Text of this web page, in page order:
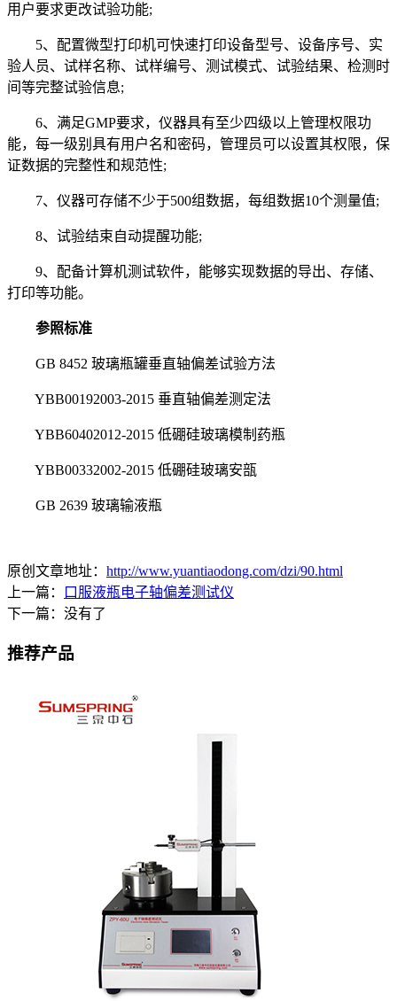
用户要求更改试验功能;
5、配置微型打印机可快速打印设备型号、设备序号、实
验人员、试样名称、试样编号、测试模式、试验结果、检测时
间等完整试验信息;
6、满足GMP要求，仪器具有至少四级以上管理权限功
能，每一级别具有用户名和密码，管理员可以设置其权限，保
证数据的完整性和规范性;
7、仪器可存储不少于500组数据，每组数据10个测量值;
8、试验结束自动提醒功能;
9、配备计算机测试软件，能够实现数据的导出、存储、
打印等功能。
参照标准
GB 8452 玻璃瓶罐垂直轴偏差试验方法
YBB00192003-2015 垂直轴偏差测定法
YBB60402012-2015 低硼硅玻璃模制药瓶
YBB00332002-2015 低硼硅玻璃安瓿
GB 2639 玻璃输液瓶
原创文章地址： http://www.yuantiaodong.com/dzi/90.html
上一篇：
口服液瓶电子轴偏差测试仪
下一篇：没有了
推荐产品